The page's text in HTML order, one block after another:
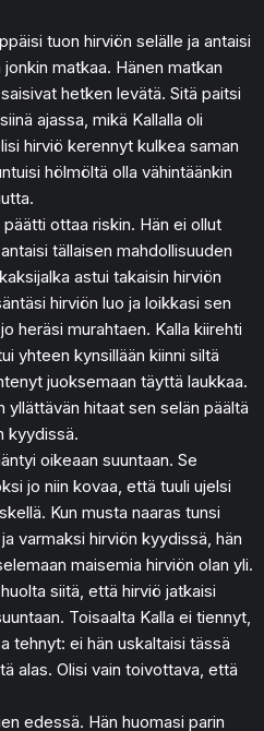
tuon hirviön selälle ja antaisi
matkaa. Hänen matkan
hetken levätä. Sitä paitsi
ajassa, mikä Kallalla oli
hirviö kerennyt kulkea saman
hölmöltä olla vähintäänkin
ottaa riskin. Hän ei ollut
tällaisen mahdollisuuden
astui takaisin hirviön
hirviön luo ja loikkasi sen
heräsi murahtaen. Kalla kiirehti
yhteen kynsillään kiinni siltä
juoksemaan täyttä laukkaa.
hitaat sen selän päältä
kyydissä.
oikeaan suuntaan. Se
jo niin kovaa, että tuuli ujelsi
Kun musta naaras tunsi
varmaksi hirviön kyydissä, hän
maisemia hirviön olan yli.
siitä, että hirviö jatkaisi
Toisaalta Kalla ei tiennyt,
tehnyt: ei hän uskaltaisi tässä
alas. Olisi vain toivottava, että
edessä. Hän huomasi parin